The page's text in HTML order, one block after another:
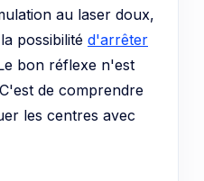
au laser doux,
possibilité d'arrêter
bon réflexe n'est
de comprendre
les centres avec